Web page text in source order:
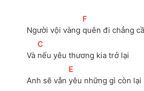
Người vội vàng
[F
quên đi chẳng
Và
[
C
nếu yêu thương kia trở lại
Anh sẽ vẫn
[E
yêu những gì còn lại